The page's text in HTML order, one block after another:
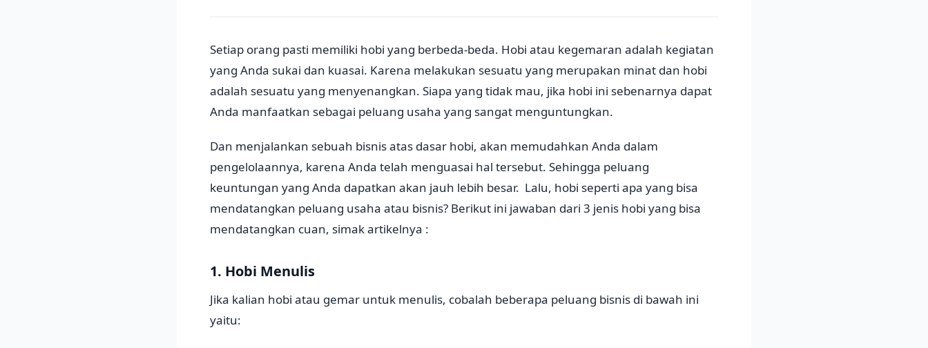
Setiap orang pasti memiliki hobi yang berbeda-beda. Hobi atau kegemaran adalah kegiatan
yang Anda sukai dan kuasai. Karena melakukan sesuatu yang merupakan minat dan hobi
adalah sesuatu yang menyenangkan. Siapa yang tidak mau, jika hobi ini sebenarnya dapat
Anda manfaatkan sebagai peluang usaha yang sangat menguntungkan.
Dan menjalankan sebuah bisnis atas dasar hobi, akan memudahkan Anda dalam
pengelolaannya, karena Anda telah menguasai hal tersebut. Sehingga peluang
keuntungan yang Anda dapatkan akan jauh lebih besar. Lalu, hobi seperti apa yang bisa
mendatangkan peluang usaha atau bisnis? Berikut ini jawaban dari 3 jenis hobi yang bisa
mendatangkan cuan, simak artikelnya :
1. Hobi Menulis
Jika kalian hobi atau gemar untuk menulis, cobalah beberapa peluang bisnis di bawah ini
yaitu: